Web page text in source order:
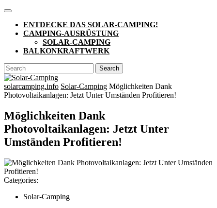
Skip
content
Open
ButtonENTDECKE DAS SOLAR-CAMPING!
CAMPING-AUSRÜSTUNG
SOLAR-CAMPING
BALKONKRAFTWERK
CLOSE
BUTTON
Search
for:
solarcamping.info Solar-Camping Möglichkeiten Dank
Photovoltaikanlagen: Jetzt Unter Umständen Profitieren!
Möglichkeiten Dank
Photovoltaikanlagen: Jetzt Unter
Umständen Profitieren!
Categories:
Solar-Camping